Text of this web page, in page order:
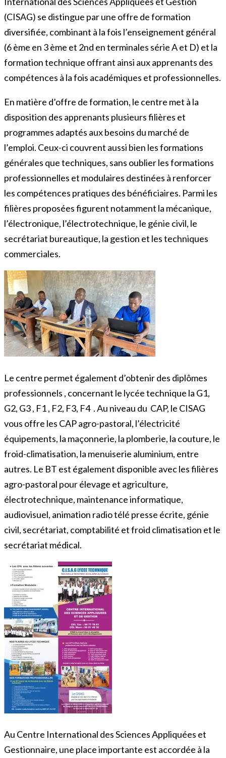
(CISAG) se distingue par une offre de formation
diversifiée, combinant à la fois l’enseignement général
(6 ème en 3 ème et 2nd en terminales série A et D) et la
formation technique offrant ainsi aux apprenants des
compétences à la fois académiques et professionnelles.
En matière d’offre de formation, le centre met à la
disposition des apprenants plusieurs filières et
programmes adaptés aux besoins du marché de
l’emploi. Ceux-ci couvrent aussi bien les formations
générales que techniques, sans oublier les formations
professionnelles et modulaires destinées à renforcer
les compétences pratiques des bénéficiaires. Parmi les
filières proposées figurent notamment la mécanique,
l’électronique, l’électrotechnique, le génie civil, le
secrétariat bureautique, la gestion et les techniques
commerciales.
Le centre permet également d’obtenir des diplômes
professionnels , concernant le lycée technique la G1,
G2, G3 , F1 , F2, F3, F4 . Au niveau du CAP, le CISAG
vous offre les CAP agro-pastoral, l’électricité
équipements, la maçonnerie, la plomberie, la couture, le
froid-climatisation, la menuiserie aluminium, entre
autres. Le BT est également disponible avec les filières
agro-pastoral pour élevage et agriculture,
électrotechnique, maintenance informatique,
audiovisuel, animation radio télé presse écrite, génie
civil, secrétariat, comptabilité et froid climatisation et le
secrétariat médical.
Au Centre International des Sciences Appliquées et
Gestionnaire, une place importante est accordée à la